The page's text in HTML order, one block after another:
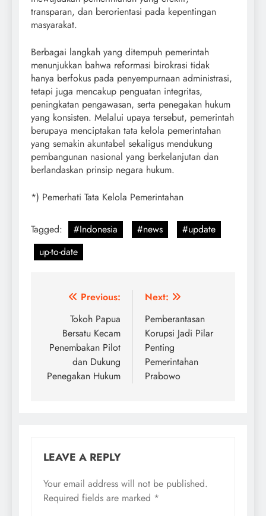
transparan, dan berorientasi pada kepentingan
masyarakat.
Berbagai langkah yang ditempuh pemerintah
menunjukkan bahwa reformasi birokrasi tidak
hanya berfokus pada penyempurnaan administrasi,
tetapi juga mencakup penguatan integritas,
peningkatan pengawasan, serta penegakan hukum
yang konsisten. Melalui upaya tersebut, pemerintah
berupaya menciptakan tata kelola pemerintahan
yang semakin akuntabel sekaligus mendukung
pembangunan nasional yang berkelanjutan dan
berlandaskan prinsip negara hukum.
*) Pemerhati Tata Kelola Pemerintahan
Tagged: #Indonesia #news
#update
up-to-date
Post
navigation
Previous:
Tokoh Papua
Bersatu Kecam
Penembakan Pilot
dan Dukung
Penegakan Hukum
Next:
Pemberantasan
Korupsi Jadi Pilar
Penting
Pemerintahan
Prabowo
LEAVE A REPLY
Your email address will not be published.
Required fields are marked *